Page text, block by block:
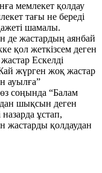
мемлекет қолдау
тағы не береді
шамалы.
де жастардың аянбай
қол жеткізсем деген
Ескелді
жүрген жоқ жастар
ауылға”
соңында “Балам
шықсын деген
ұстап,
жастарды қолдаудан